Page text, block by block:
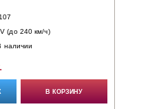
107
V (до 240 км/ч)
наличии
В КОРЗИНУ